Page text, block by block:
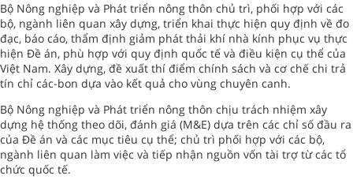
Bộ Nông nghiệp và Phát triển nông thôn chủ trì, phối hợp với các
bộ, ngành liên quan xây dựng, triển khai thực hiện quy định về đo
đạc, báo cáo, thẩm định giảm phát thải khí nhà kính phục vụ thực
hiện Đề án, phù hợp với quy định quốc tế và điều kiện cụ thể của
Việt Nam. Xây dựng, đề xuất thí điểm chính sách và cơ chế chi trả
tín chỉ các-bon dựa vào kết quả cho vùng chuyên canh.
Bộ Nông nghiệp và Phát triển nông thôn chịu trách nhiệm xây
dựng hệ thống theo dõi, đánh giá (M&E) dựa trên các chỉ số đầu ra
của Đề án và các mục tiêu cụ thể; chủ trì phối hợp với các bộ,
ngành liên quan làm việc và tiếp nhận nguồn vốn tài trợ từ các tổ
chức quốc tế.